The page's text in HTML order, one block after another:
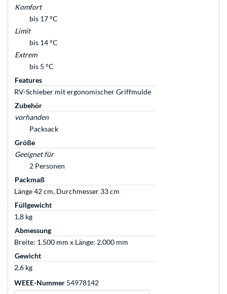
Komfort
bis 17 °C
Limit
bis 14 °C
Extrem
bis 5 °C
Features
RV-Schieber mit ergonomischer Griffmulde
Zubehör
vorhanden
Packsack
Größe
Geeignet für
2 Personen
Packmaß
Länge 42 cm, Durchmesser 33 cm
Füllgewicht
1,8 kg
Abmessung
Breite: 1.500 mm x Länge: 2.000 mm
Gewicht
2,6 kg
WEEE-Nummer 54978142